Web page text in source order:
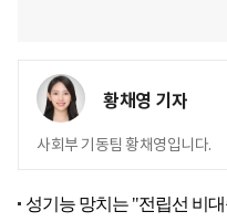
황채영 기자
사회부 기동팀 황채영입니다.